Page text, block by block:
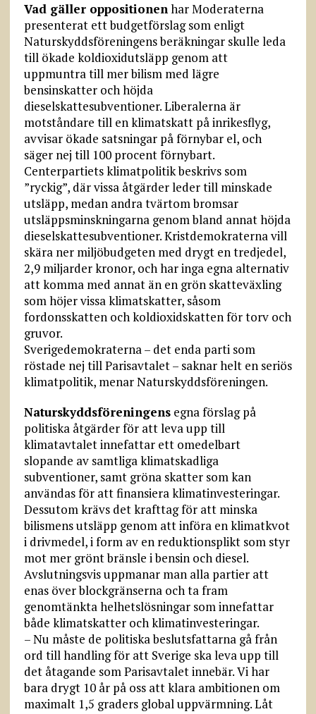
Vad gäller oppositionenhar Moderaterna
presenterat ett budgetförslag som enligt
Naturskyddsföreningens beräkningar skulle leda
till ökade koldioxidutsläpp genom att
uppmuntra till mer bilism med lägre
bensinskatter och höjda
dieselskattesubventioner. Liberalerna är
motståndare till en klimatskatt på inrikesflyg,
avvisar ökade satsningar på förnybar el, och
säger nej till 100 procent förnybart.
Centerpartiets klimatpolitik beskrivs som
”ryckig”, där vissa åtgärder leder till minskade
utsläpp, medan andra tvärtom bromsar
utsläppsminskningarna genom bland annat höjda
dieselskattesubventioner. Kristdemokraterna vill
skära ner miljöbudgeten med drygt en tredjedel,
2,9 miljarder kronor, och har inga egna alternativ
att komma med annat än en grön skatteväxling
som höjer vissa klimatskatter, såsom
fordonsskatten och koldioxidskatten för torv och
gruvor.
Sverigedemokraterna – det enda parti som
röstade nej till Parisavtalet – saknar helt en seriös
klimatpolitik, menar Naturskyddsföreningen.
Naturskyddsföreningensegna förslag på
politiska åtgärder för att leva upp till
klimatavtalet innefattar ett omedelbart
slopande av samtliga klimatskadliga
subventioner, samt gröna skatter som kan
användas för att finansiera klimatinvesteringar.
Dessutom krävs det krafttag för att minska
bilismens utsläpp genom att införa en klimatkvot
i drivmedel, i form av en reduktionsplikt som styr
mot mer grönt bränsle i bensin och diesel.
Avslutningsvis uppmanar man alla partier att
enas över blockgränserna och ta fram
genomtänkta helhetslösningar som innefattar
både klimat­skatter och klimatinvesteringar.
– Nu måste de politiska beslutsfattarna gå från
ord till handling för att Sverige ska leva upp till
det åtagande som Parisavtalet innebär. Vi har
bara drygt 10 år på oss att klara ambitionen om
maximalt 1,5 graders global uppvärmning. Låt